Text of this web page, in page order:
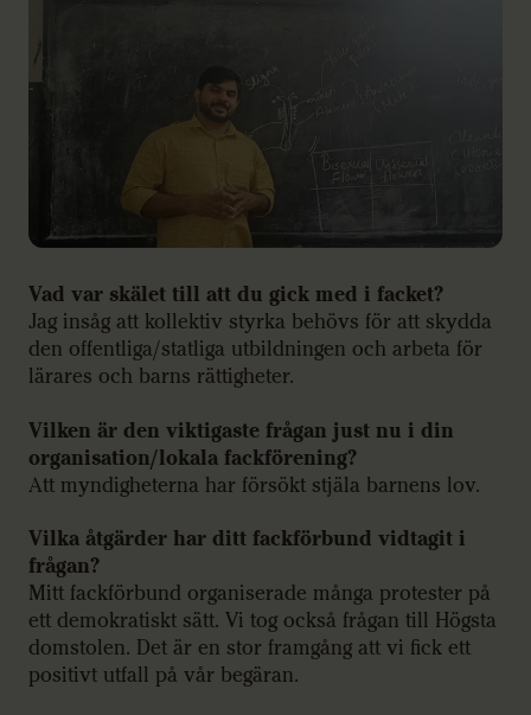
Vad var skälet till att du gick med i facket?
Jag insåg att kollektiv styrka behövs för att skydda
den offentliga/statliga utbildningen och arbeta för
lärares och barns rättigheter.
Vilken är den viktigaste frågan just nu i din
organisation/lokala fackförening?
Att myndigheterna har försökt stjäla barnens lov.
Vilka åtgärder har ditt fackförbund vidtagit i
frågan?
Mitt fackförbund organiserade många protester på
ett demokratiskt sätt. Vi tog också frågan till Högsta
domstolen. Det är en stor framgång att vi fick ett
positivt utfall på vår begäran.